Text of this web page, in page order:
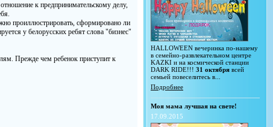
к предпринимательскому делу,
проиллюстрировать, сформировано ли
у белорусских ребят слова "бизнес"
Прежде чем ребенок приступит к
HALLOWEEN вечеринка по-нашему
в семейно-развлекательном центре
KAZKI и на космической станции
DARK RIDE!!! 31 октября всей
семьей повеселитесь в...
Подробнее
Моя мама лучшая на свете!
17.09.2015